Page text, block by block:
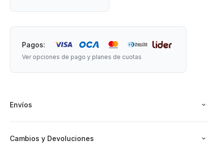
Pagos:
Ver opciones de pago y planes de cuotas
Envíos
Cambios y Devoluciones